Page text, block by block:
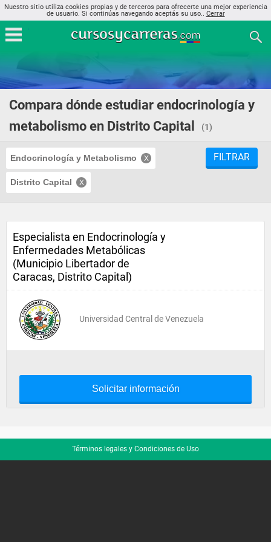
Nuestro sitio utiliza cookies propias y de terceros para ofrecerte una mejor experiencia
de usuario. Si continúas navegando aceptás su uso.. Cerrar
Compara dónde estudiar endocrinología y
metabolismo en Distrito Capital
(1)
Endocrinología y Metabolismo
Distrito Capital
FILTRAR
Especialista en Endocrinología y
Enfermedades Metabólicas
(Municipio Libertador de
Caracas, Distrito Capital)
Universidad Central de Venezuela
Solicitar información
Términos legales y Condiciones de Uso